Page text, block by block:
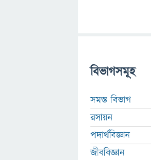
বিভাগসমূহ
সমস্ত বিভাগ
রসায়ন
পদার্থবিজ্ঞান
জীববিজ্ঞান